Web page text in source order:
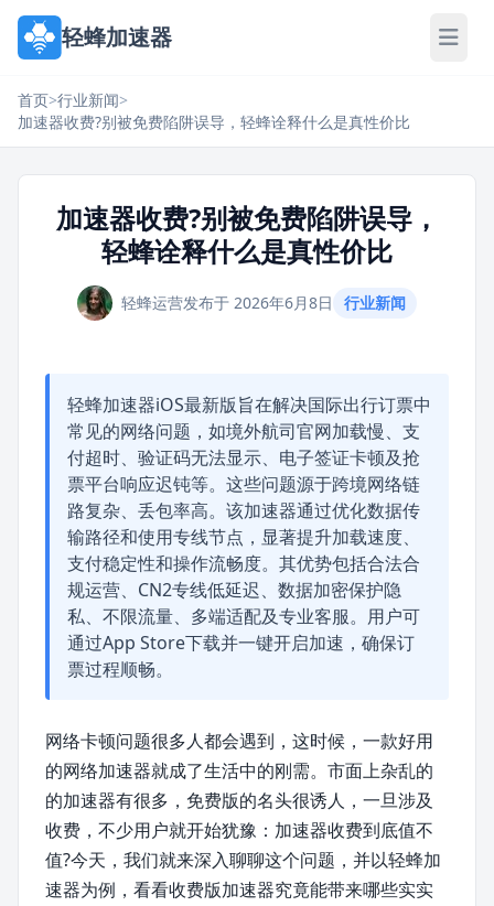
轻蜂加速器
首页>行业新闻>
加速器收费?别被免费陷阱误导，轻蜂诠释什么是真性价比
加速器收费?别被免费陷阱误导，
轻蜂诠释什么是真性价比
轻蜂运营发布于 2026年6月8日 行业新闻
轻蜂加速器iOS最新版旨在解决国际出行订票中
常见的网络问题，如境外航司官网加载慢、支
付超时、验证码无法显示、电子签证卡顿及抢
票平台响应迟钝等。这些问题源于跨境网络链
路复杂、丢包率高。该加速器通过优化数据传
输路径和使用专线节点，显著提升加载速度、
支付稳定性和操作流畅度。其优势包括合法合
规运营、CN2专线低延迟、数据加密保护隐
私、不限流量、多端适配及专业客服。用户可
通过App Store下载并一键开启加速，确保订
票过程顺畅。
网络卡顿问题很多人都会遇到，这时候，一款好用
的网络加速器就成了生活中的刚需。市面上杂乱的
的加速器有很多，免费版的名头很诱人，一旦涉及
收费，不少用户就开始犹豫：加速器收费到底值不
值?今天，我们就来深入聊聊这个问题，并以轻蜂加
速器为例，看看收费版加速器究竟能带来哪些实实